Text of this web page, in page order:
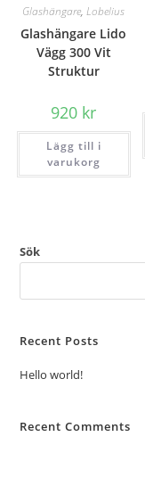
Glashängare,Lobelius
Glashängare Lido
Vägg 300 Vit
Struktur
920 kr
Lägg till i
varukorg
Sök
Recent Posts
Hello world!
Recent Comments